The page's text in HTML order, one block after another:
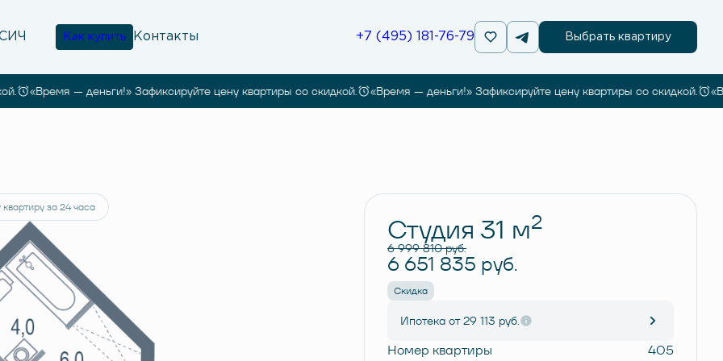
«Время — деньги!» Зафиксируйте цену квартиры со скидкой. «Время — деньги!» Зафиксируйте цену квартиры со скидкой.
Как купить Контакты +7 (495) 181-76-79 Выбрать квартиру
за 24 часа
Студия 31 м2
6 999 810 руб.
6 651 835 руб.
Скидка
Ипотека от 29 113 руб.
Номер квартиры 405